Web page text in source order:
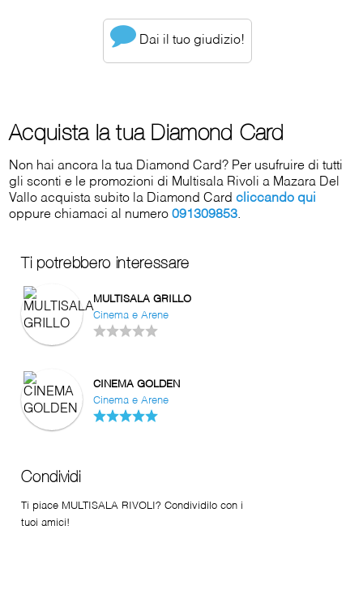
Dai il tuo giudizio!
Acquista la tua Diamond Card
Non hai ancora la tua Diamond Card? Per usufruire di tutti
gli sconti e le promozioni di Multisala Rivoli a Mazara Del
Vallo acquista subito la Diamond Cardcliccando qui
oppure chiamaci al numero091309853.
Ti potrebbero interessare
MULTISALA GRILLO
Cinema e Arene
CINEMA GOLDEN
Cinema e Arene
Condividi
Ti piace MULTISALA RIVOLI? Condividilo con i
tuoi amici!